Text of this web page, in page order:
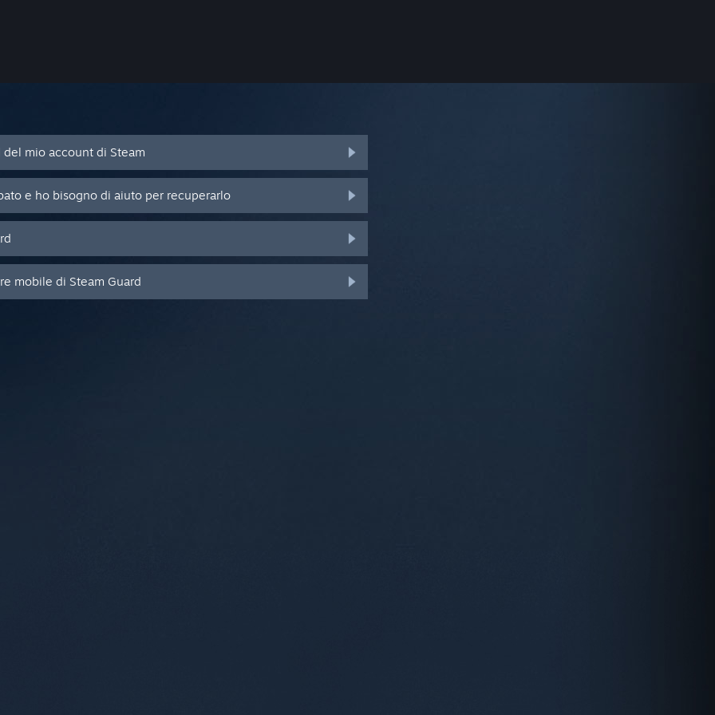
mio account di Steam
e ho bisogno di aiuto per recuperarlo
mobile di Steam Guard